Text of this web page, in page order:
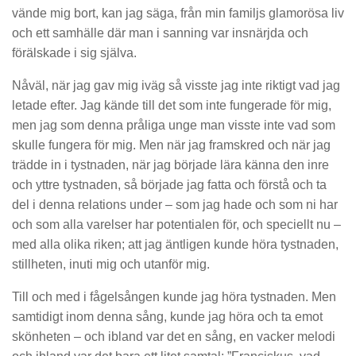
vände mig bort, kan jag säga, från min familjs glamorösa liv
och ett samhälle där man i sanning var insnärjda och
förälskade i sig själva.
Nåväl, när jag gav mig iväg så visste jag inte riktigt vad jag
letade efter. Jag kände till det som inte fungerade för mig,
men jag som denna pråliga unge man visste inte vad som
skulle fungera för mig. Men när jag framskred och när jag
trädde in i tystnaden, när jag började lära känna den inre
och yttre tystnaden, så började jag fatta och förstå och ta
del i denna relations under – som jag hade och som ni har
och som alla varelser har potentialen för, och speciellt nu –
med alla olika riken; att jag äntligen kunde höra tystnaden,
stillheten, inuti mig och utanför mig.
Till och med i fågelsången kunde jag höra tystnaden. Men
samtidigt inom denna sång, kunde jag höra och ta emot
skönheten – och ibland var det en sång, en vacker melodi